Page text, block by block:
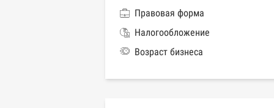
Правовая форма
Налогообложение
Возраст бизнеса